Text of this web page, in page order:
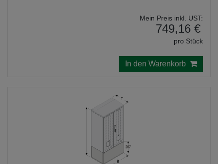
Mein Preis inkl. UST:
749,16 €
pro Stück
In den Warenkorb